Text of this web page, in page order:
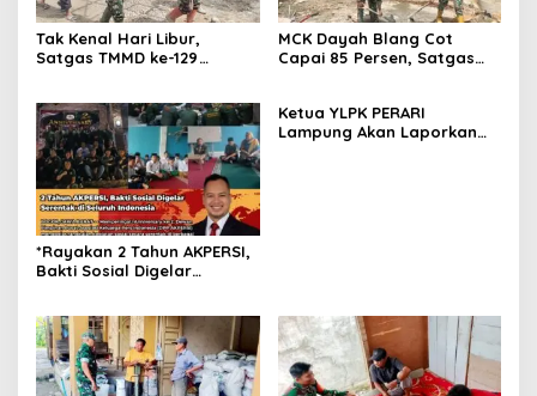
Tak Kenal Hari Libur,
Satgas TMMD ke-129
MCK Dayah Blang Cot
Capai 85 Persen, Satgas
*Rayakan 2 Tahun AKPERSI,
Bakti Sosial Digelar
Ketua YLPK PERARI
Lampung Akan Laporkan